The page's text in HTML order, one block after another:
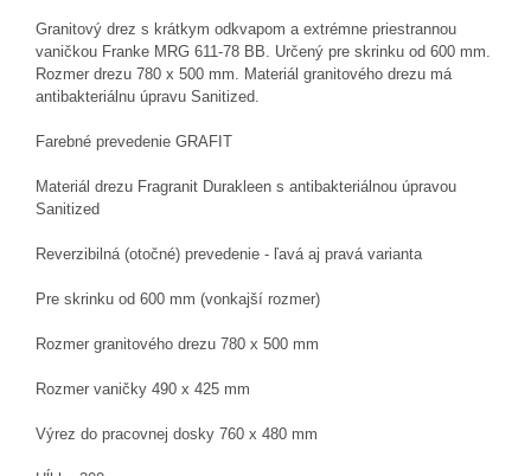
Granitový drez s krátkym odkvapom a extrémne priestrannou
vaničkou Franke MRG 611-78 BB. Určený pre skrinku od 600 mm.
Rozmer drezu 780 x 500 mm. Materiál granitového drezu má
antibakteriálnu úpravu Sanitized.
Farebné prevedenie GRAFIT
Materiál drezu Fragranit Durakleen s antibakteriálnou úpravou
Sanitized
Reverzibilná (otočné) prevedenie - ľavá aj pravá varianta
Pre skrinku od 600 mm (vonkajší rozmer)
Rozmer granitového drezu 780 x 500 mm
Rozmer vaničky 490 x 425 mm
Výrez do pracovnej dosky 760 x 480 mm